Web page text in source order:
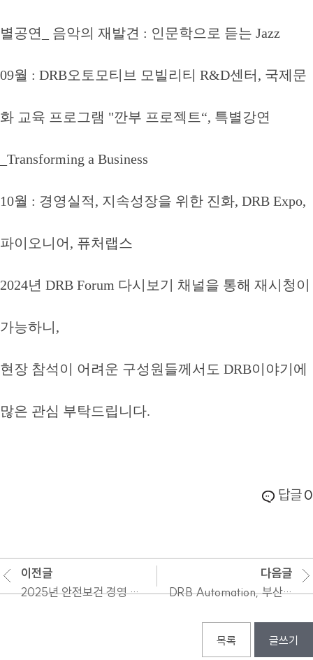
별공연_ 음악의 재발견 : 인문학으로 듣는 Jazz
09월 : DRB오토모티브 모빌리티 R&D센터, 국제문
화 교육 프로그램 "깐부 프로젝트“, 특별강연
_Transforming a Business
10월 : 경영실적, 지속성장을 위한 진화, DRB Expo,
파이오니어, 퓨처랩스
2024년 DRB Forum 다시보기 채널을 통해 재시청이
가능하니,
현장 참석이 어려운 구성원들께서도 DRB이야기에
많은 관심 부탁드립니다.
답글0
이전글
2025년 안전보건 경영 목표 및 계획 안내
다음글
DRB Automation, 부산신공장 신축공사 착공 및 안전기원제 개최
목록 글쓰기